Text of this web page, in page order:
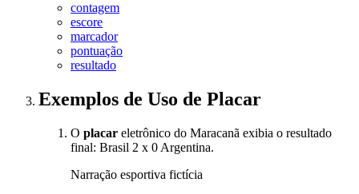
contagem
escore
marcador
pontuação
resultado
Exemplos de Uso de Placar
O placar eletrônico do Maracanã exibia o resultado
final: Brasil 2 x 0 Argentina.
Narração esportiva fictícia